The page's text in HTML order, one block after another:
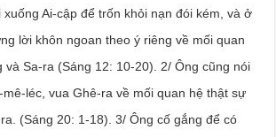
Ai-cập để trốn khỏi nạn đói kém, và ở
lời khôn ngoan theo ý riêng về mối quan
và Sa-ra (Sáng 12: 10-20). 2/ Ông cũng nói
mê-léc, vua Ghê-ra về mối quan hệ thật sự
(Sáng 20: 1-18). 3/ Ông cố gắng để có